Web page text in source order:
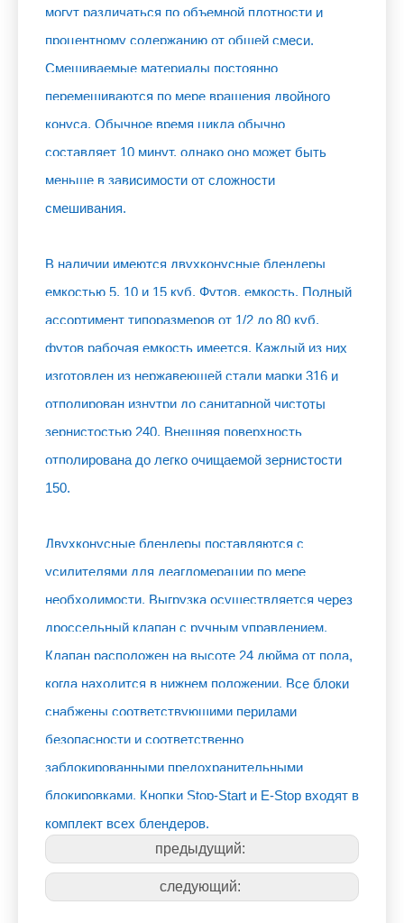
могут различаться по объемной плотности и
процентному содержанию от общей смеси.
Смешиваемые материалы постоянно
перемешиваются по мере вращения двойного
конуса. Обычное время цикла обычно
составляет 10 минут, однако оно может быть
меньше в зависимости от сложности
смешивания.
В наличии имеются двухконусные блендеры
емкостью 5, 10 и 15 куб. Футов. емкость. Полный
ассортимент типоразмеров от 1/2 до 80 куб.
футов рабочая емкость имеется. Каждый из них
изготовлен из нержавеющей стали марки 316 и
отполирован изнутри до санитарной чистоты
зернистостью 240. Внешняя поверхность
отполирована до легко очищаемой зернистости
150.
Двухконусные блендеры поставляются с
усилителями для деагломерации по мере
необходимости. Выгрузка осуществляется через
дроссельный клапан с ручным управлением.
Клапан расположен на высоте 24 дюйма от пола,
когда находится в нижнем положении. Все блоки
снабжены соответствующими перилами
безопасности и соответственно
заблокированными предохранительными
блокировками. Кнопки Stop-Start и E-Stop входят в
комплект всех блендеров.
предыдущий:
следующий: